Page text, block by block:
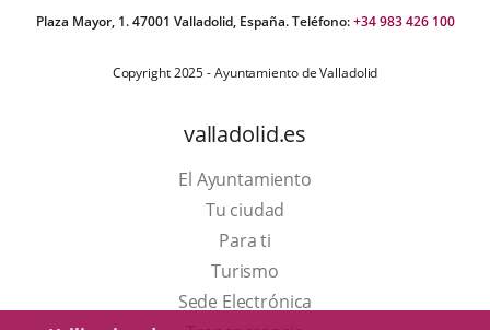
Plaza Mayor, 1. 47001 Valladolid, España. Teléfono:+34 983 426 100
Copyright 2025 - Ayuntamiento de Valladolid
valladolid.es
El Ayuntamiento
Tu ciudad
Para ti
TurismoEste
enlace
Sede Electrónica